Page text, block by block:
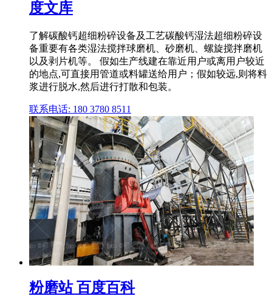
度文库
了解碳酸钙超细粉碎设备及工艺碳酸钙湿法超细粉碎设
备重要有各类湿法搅拌球磨机、砂磨机、螺旋搅拌磨机
以及剥片机等。 假如生产线建在靠近用户或离用户较近
的地点,可直接用管道或料罐送给用户；假如较远,则将料
浆进行脱水,然后进行打散和包装。
联系电话: 180 3780 8511
粉磨站 百度百科